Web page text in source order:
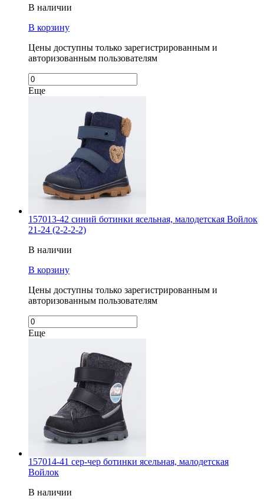
В наличии
В корзину
Цены доступны только зарегистрированным и
авторизованным пользователям
Еще
157013-42 синий ботинки ясельная, малодетская Войлок
21-24 (2-2-2-2)
В наличии
В корзину
Цены доступны только зарегистрированным и
авторизованным пользователям
Еще
157014-41 сер-чер ботинки ясельная, малодетская
Войлок
В наличии